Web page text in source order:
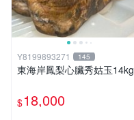
Y8199893271 145
東海岸鳳梨心臟秀姑玉14kg
$18,000